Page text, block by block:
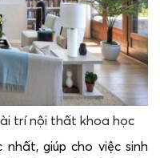
trí nội thất khoa học
giúp cho việc sinh